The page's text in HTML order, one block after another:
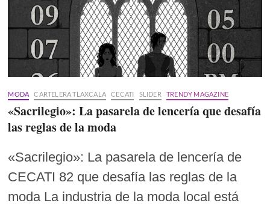
MODA CARTELERA TLAXCALA CECATI SLIDER TRENDY MAGAZINE
«Sacrilegio»: La pasarela de lencería que desafía
las reglas de la moda
«Sacrilegio»: La pasarela de lencería de
CECATI 82 que desafía las reglas de la
moda La industria de la moda local está